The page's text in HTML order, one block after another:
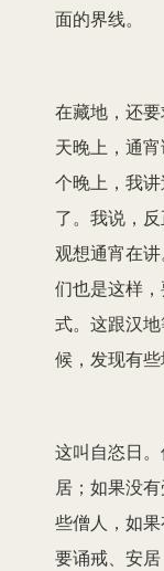
面的界线。
在藏地，还
天晚上，通
个晚上，我
了。我说，
观想通宵在
们也是这样
式。这跟汉
候，发现有些
这叫自恣日
居；如果没
些僧人，如
要诵戒、安居